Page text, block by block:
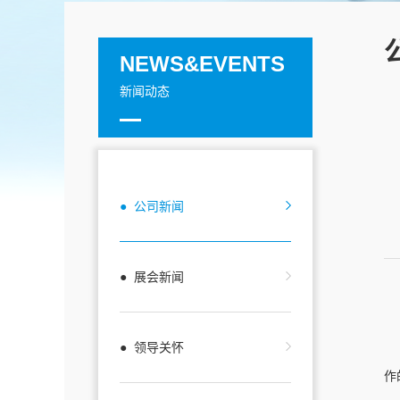
NEWS&EVENTS
新闻动态
● 公司新闻
● 展会新闻
● 领导关怀
作